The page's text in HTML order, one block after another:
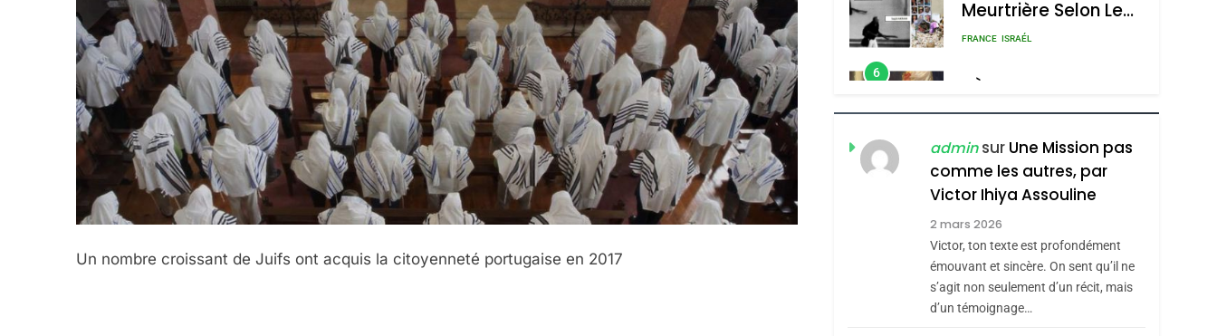
Un nombre croissant de Juifs ont acquis la citoyenneté portugaise en 2017
RÉSILIENTE :
POURQUOI JE
Zrihen-Dvir
ISRAÉL JUDAISME
7
MANQUE – Jacques
Hadida
JUDAISME
Maroc : Les Amandes
De Tafraout, Le Miel
De Tadla Azilal
Consacrés Produits
Du Terroir
DAFINA MAROC
Oeil Ravageur –
adminsur Une Mission pas
comme les autres, par
Victor Ihiya Assouline
2 mars 2026
Victor, ton texte est profondément
émouvant et sincère. On sent qu’il ne
s’agit non seulement d’un récit, mais
d’un témoignage…